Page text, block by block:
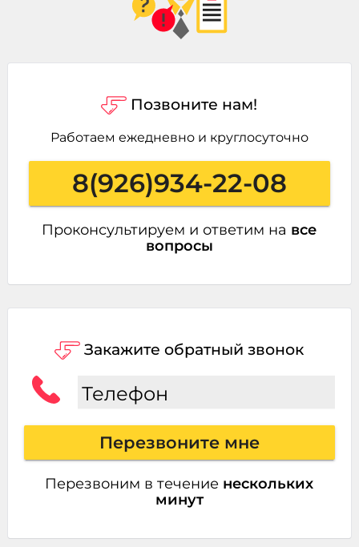
Позвоните нам!
Работаем ежедневно и круглосуточно
8(926)934-22-08
Проконсультируем и ответим на все
вопросы
Закажите обратный звонок
Телефон
Перезвоните мне
Перезвоним в течение нескольких
минут